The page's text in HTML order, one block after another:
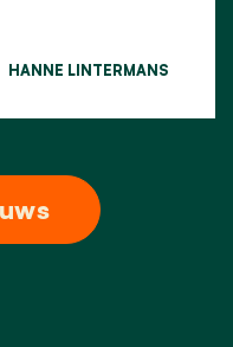
HANNE LINTERMANS